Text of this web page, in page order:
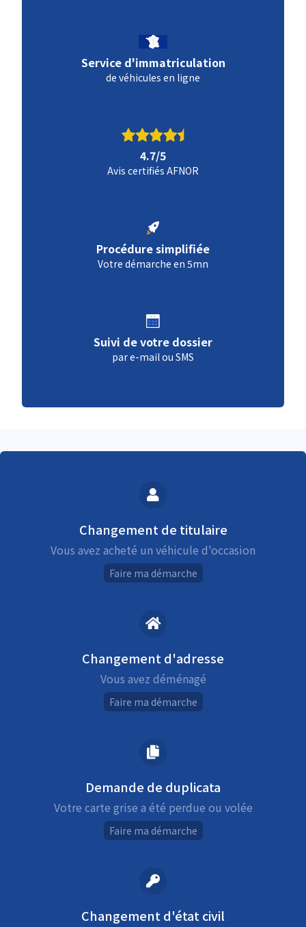
Service d'immatriculation
de véhicules en ligne
4.7/5
Avis certifiés AFNOR
Procédure simplifiée
Votre démarche en 5mn
Suivi de votre dossier
par e-mail ou SMS
Changement de titulaire
Vous avez acheté un véhicule d'occasion
Faire ma démarche
Changement d'adresse
Vous avez déménagé
Faire ma démarche
Demande de duplicata
Votre carte grise a été perdue ou volée
Faire ma démarche
Changement d'état civil